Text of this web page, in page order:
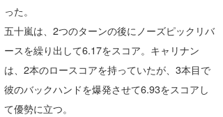
った。
五十嵐は、2つのターンの後にノーズピックリバ
ースを繰り出して6.17をスコア。キャリナン
は、2本のロースコアを持っていたが、3本目で
彼のバックハンドを爆発させて6.93をスコアし
て優勢に立つ。
Yoshiyuki Obata
arukasvision
DELTA FORCE SURF
WAVAL
中浦“JET”章
嵯峨明日香
進士剛光
☆加藤
+☆maki☆+
Aichan
波伝説